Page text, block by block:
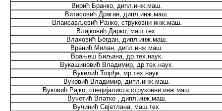
Вирић Бранко, дипл.инж.маш.
Витасовић Драган, дипл.инж.маш.
Влаисављевић Ранко, струковни инж.маш.
Влајковић Дарко, маш.тех.
Влаховић Богдан, дипл.инж.маш.
Вранић Милан, дипл.инж.маш.
Врањеш Биљана, др.тех.наук.
Вукашиновић Владимир, др.тех.наук.
Вукелић Ђорђе, мр.тех.наук.
Вуковић Владимир, дипл.инж.маш.
Вуковић Рајко, специјалиста струковни инж.маш.
Вучетић Влатко , дипл.инж.маш.
Вучинић Свјетлана, маш.тех.